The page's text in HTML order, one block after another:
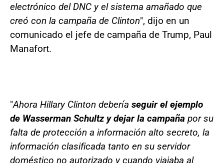
electrónico del DNC y el sistema amañado que
creó con la campaña de Clinton", dijo en un
comunicado el jefe de campaña de Trump, Paul
Manafort.
"Ahora Hillary Clinton debería seguir el ejemplo
de Wasserman Schultz y dejar la campaña por su
falta de protección a información alto secreto, la
información clasificada tanto en su servidor
doméstico no autorizado y cuando viajaba al